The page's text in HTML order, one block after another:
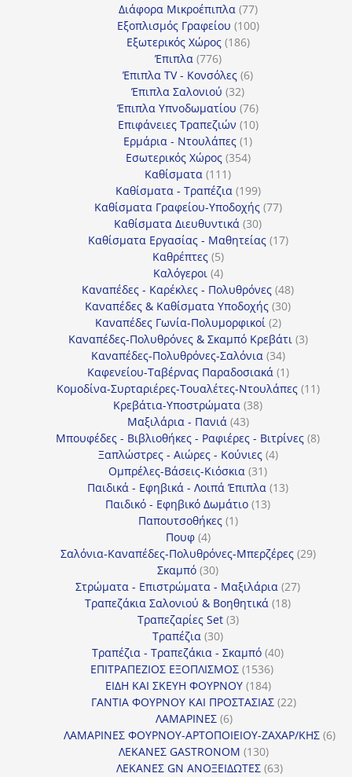
Διάφορα Μικροέπιπλα 7777
προϊόντα
Εξοπλισμός Γραφείου 100100
Εξωτερικός Χώρος 186186
Έπιπλα 776776
προϊόντα
Έπιπλα TV - Κονσόλες 66
Έπιπλα Σαλονιού 3232
προϊόντα
Έπιπλα Υπνοδωματίου 7676
προϊόντα
Επιφάνειες Τραπεζιών 1010
Ερμάρια - Ντουλάπες 11
προϊόν
Εσωτερικός Χώρος 354354
Καθίσματα 111111
προϊόντα
Καθίσματα - Τραπέζια 199199
προϊόντα
Καθίσματα Γραφείου-Υποδοχής 7777
Καθίσματα Διευθυντικά 3030
προϊόντα
Καθίσματα Εργασίας - Μαθητείας 1717
Καθρέπτες 55
προϊόντα
Καλόγεροι 44
προϊόντα
Καναπέδες - Καρέκλες - Πολυθρόνες 4848
προϊόντα
Καναπέδες & Καθίσματα Υποδοχής 3030
Καναπέδες Γωνία-Πολυμορφικοί 22
προϊόντα
Καναπέδες-Πολυθρόνες & Σκαμπό Κρεβάτι 33
Καναπέδες-Πολυθρόνες-Σαλόνια 3434
προϊόντα
Καφενείου-Ταβέρνας Παραδοσιακά 11
προϊόν
Κομοδίνα-Συρταριέρες-Τουαλέτες-Ντουλάπες 1111
Κρεβάτια-Υποστρώματα 3838
Μαξιλάρια - Πανιά 4343
προϊόντα
Μπουφέδες - Βιβλιοθήκες - Ραφιέρες - Βιτρίνες 88
Ξαπλώστρες - Αιώρες - Κούνιες 44
Ομπρέλες-Βάσεις-Κιόσκια 3131
προϊόντα
Παιδικά - Εφηβικά - Λοιπά Έπιπλα 1313
Παιδικό - Εφηβικό Δωμάτιο 1313
Παπουτσοθήκες 11
Πουφ 44
προϊόντα
Σαλόνια-Καναπέδες-Πολυθρόνες-Μπερζέρες 2929
Σκαμπό 3030
προϊόντα
Στρώματα - Επιστρώματα - Μαξιλάρια 2727
Τραπεζάκια Σαλονιού & Βοηθητικά 1818
Τραπεζαρίες Set 33
Τραπέζια 3030
προϊόντα
Τραπέζια - Τραπεζάκια - Σκαμπό 4040
ΕΠΙΤΡΑΠΕΖΙΟΣ ΕΞΟΠΛΙΣΜΟΣ 15361536
προϊόντα
ΕΙΔΗ ΚΑΙ ΣΚΕΥΗ ΦΟΥΡΝΟΥ 184184
προϊόντα
ΓΑΝΤΙΑ ΦΟΥΡΝΟΥ ΚΑΙ ΠΡΟΣΤΑΣΙΑΣ 2222
ΛΑΜΑΡΙΝΕΣ 66
προϊόντα
ΛΑΜΑΡΙΝΕΣ ΦΟΥΡΝΟΥ-ΑΡΤΟΠΟΙΕΙΟΥ-ΖΑΧΑΡ/ΚΗΣ 66
ΛΕΚΑΝΕΣ GASTRONOM 130130
προϊόντα
ΛΕΚΑΝΕΣ GN ΑΝΟΞΕΙΔΩΤΕΣ 6363